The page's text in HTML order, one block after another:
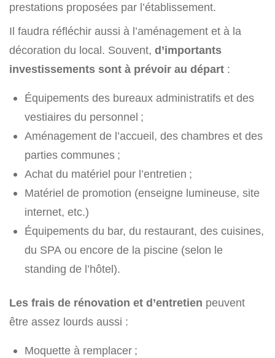
prestations proposées par l’établissement.
Il faudra réfléchir aussi à l’aménagement et à la
décoration du local. Souvent, d’importants
investissements sont à prévoir au départ :
Équipements des bureaux administratifs et des
vestiaires du personnel ;
Aménagement de l’accueil, des chambres et des
parties communes ;
Achat du matériel pour l’entretien ;
Matériel de promotion (enseigne lumineuse, site
internet, etc.)
Équipements du bar, du restaurant, des cuisines,
du SPA ou encore de la piscine (selon le
standing de l’hôtel).
Les frais de rénovation et d’entretien peuvent
être assez lourds aussi :
Moquette à remplacer ;